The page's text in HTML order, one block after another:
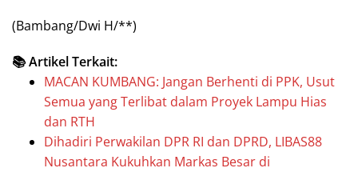
(Bambang/Dwi H/**)
📚 Artikel Terkait:
MACAN KUMBANG: Jangan Berhenti di PPK, Usut
Semua yang Terlibat dalam Proyek Lampu Hias
dan RTH
Dihadiri Perwakilan DPR RI dan DPRD, LIBAS88
Nusantara Kukuhkan Markas Besar di